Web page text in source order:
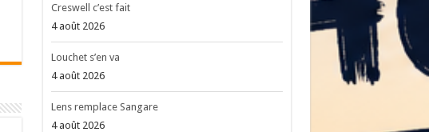
Creswell c’est fait
4 août 2026
Louchet s’en va
4 août 2026
Lens remplace Sangare
4 août 2026